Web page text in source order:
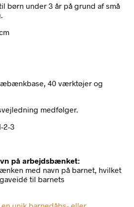
børn under 3 år på grund af små
40 værktøjer og
medfølger.
2-3
på arbejdsbænket:
med navn på barnet, hvilket
til barnets